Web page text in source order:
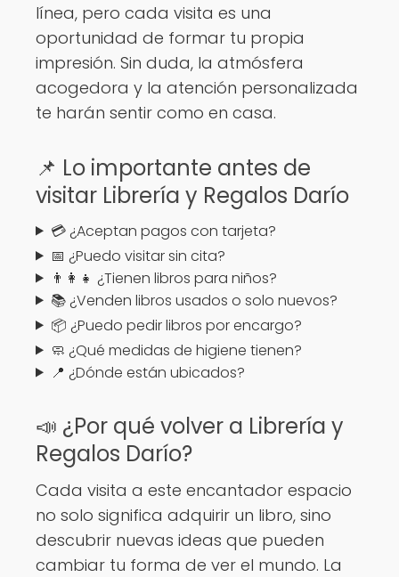
línea, pero cada visita es una
oportunidad de formar tu propia
impresión. Sin duda, la atmósfera
acogedora y la atención personalizada
te harán sentir como en casa.
📌 Lo importante antes de
visitar Librería y Regalos Darío
💳 ¿Aceptan pagos con tarjeta?
📅 ¿Puedo visitar sin cita?
👨‍👩‍👧 ¿Tienen libros para niños?
📚 ¿Venden libros usados o solo nuevos?
📦 ¿Puedo pedir libros por encargo?
🧼 ¿Qué medidas de higiene tienen?
📍 ¿Dónde están ubicados?
📣 ¿Por qué volver a Librería y
Regalos Darío?
Cada visita a este encantador espacio
no solo significa adquirir un libro, sino
descubrir nuevas ideas que pueden
cambiar tu forma de ver el mundo. La